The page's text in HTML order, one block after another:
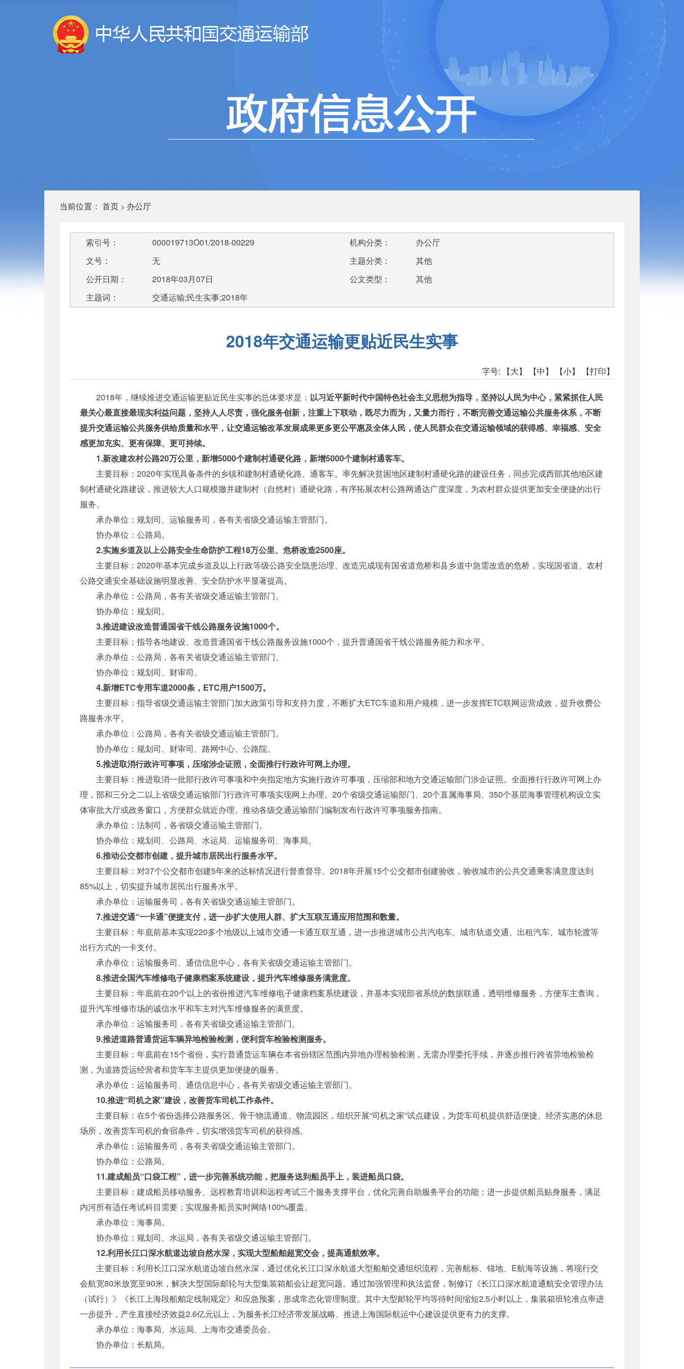
当前位置： 首页 > 办公厅
索引号：
000019713O01/2018-00229
文号：
无
公开日期：
2018年03月07日
主题词：
交通运输;民生实事;2018年
机构分类：
办公厅
主题分类：
其他
公文类型：
其他
2018年交通运输更贴近民生实事
字号: 【大】 【中】 【小】 【打印】
2018年，继续推进交通运输更贴近民生实事的总体要求是： 以习近平新时代中国特色社会主义思想为指导，坚持以人民为中心，紧紧抓住人民
最关心最直接最现实利益问题，坚持人人尽责，强化服务创新，注重上下联动，既尽力而为，又量力而行，不断完善交通运输公共服务体系，不断
提升交通运输公共服务供给质量和水平，让交通运输改革发展成果更多更公平惠及全体人民，使人民群众在交通运输领域的获得感、幸福感、安全
感更加充实、更有保障、更可持续。
1.新改建农村公路20万公里，新增5000个建制村通硬化路，新增5000个建制村通客车。
主要目标：2020年实现具备条件的乡镇和建制村通硬化路、通客车。率先解决贫困地区建制村通硬化路的建设任务，同步完成西部其他地区建
制村通硬化路建设，推进较大人口规模撤并建制村（自然村）通硬化路，有序拓展农村公路网通达广度深度，为农村群众提供更加安全便捷的出行
服务。
承办单位：规划司、运输服务司，各有关省级交通运输主管部门。
协办单位：公路局。
2.实施乡道及以上公路安全生命防护工程18万公里、危桥改造2500座。
主要目标：2020年基本完成乡道及以上行政等级公路安全隐患治理、改造完成现有国省道危桥和县乡道中急需改造的危桥，实现国省道、农村
公路交通安全基础设施明显改善、安全防护水平显著提高。
承办单位：公路局，各有关省级交通运输主管部门。
协办单位：规划司。
3.推进建设改造普通国省干线公路服务设施1000个。
主要目标：指导各地建设、改造普通国省干线公路服务设施1000个，提升普通国省干线公路服务能力和水平。
承办单位：公路局，各有关省级交通运输主管部门。
协办单位：规划司、财审司。
4.新增ETC专用车道2000条，ETC用户1500万。
主要目标：指导省级交通运输主管部门加大政策引导和支持力度，不断扩大ETC车道和用户规模，进一步发挥ETC联网运营成效，提升收费公
路服务水平。
承办单位：公路局，各有关省级交通运输主管部门。
协办单位：规划司、财审司、路网中心、公路院。
5.推进取消行政许可事项，压缩涉企证照，全面推行行政许可网上办理。
主要目标：推进取消一批部行政许可事项和中央指定地方实施行政许可事项，压缩部和地方交通运输部门涉企证照。全面推行行政许可网上办
理，部和三分之二以上省级交通运输部门行政许可事项实现网上办理。20个省级交通运输部门、20个直属海事局、350个基层海事管理机构设立实
体审批大厅或政务窗口，方便群众就近办理。推动各级交通运输部门编制发布行政许可事项服务指南。
承办单位：法制司，各省级交通运输主管部门。
协办单位：规划司、公路局、水运局、运输服务司、海事局。
6.推动公交都市创建，提升城市居民出行服务水平。
主要目标：对37个公交都市创建5年来的达标情况进行督查督导。2018年开展15个公交都市创建验收，验收城市的公共交通乘客满意度达到
85%以上，切实提升城市居民出行服务水平。
承办单位：运输服务司，各有关省级交通运输主管部门。
7.推进交通“一卡通”便捷支付，进一步扩大使用人群、扩大互联互通应用范围和数量。
主要目标：年底前基本实现220多个地级以上城市交通一卡通互联互通，进一步推进城市公共汽电车、城市轨道交通、出租汽车、城市轮渡等
出行方式的一卡支付。
承办单位：运输服务司、通信信息中心，各有关省级交通运输主管部门。
8.推进全国汽车维修电子健康档案系统建设，提升汽车维修服务满意度。
主要目标：年底前在20个以上的省份推进汽车维修电子健康档案系统建设，并基本实现部省系统的数据联通，透明维修服务，方便车主查询，
提升汽车维修市场的诚信水平和车主对汽车维修服务的满意度。
承办单位：运输服务司，各有关省级交通运输主管部门。
9.推进道路普通货运车辆异地检验检测，便利货车检验检测服务。
主要目标：年底前在15个省份，实行普通货运车辆在本省份辖区范围内异地办理检验检测，无需办理委托手续，并逐步推行跨省异地检验检
测，为道路货运经营者和货车车主提供更加便捷的服务。
承办单位：运输服务司、通信信息中心，各有关省级交通运输主管部门。
10.推进“司机之家”建设，改善货车司机工作条件。
主要目标：在5个省份选择公路服务区、骨干物流通道、物流园区，组织开展“司机之家”试点建设，为货车司机提供舒适便捷、经济实惠的休息
场所，改善货车司机的食宿条件，切实增强货车司机的获得感。
承办单位：运输服务司，各有关省级交通运输主管部门。
协办单位：公路局。
11.建成船员“口袋工程”，进一步完善系统功能，把服务送到船员手上，装进船员口袋。
主要目标：建成船员移动服务、远程教育培训和远程考试三个服务支撑平台，优化完善自助服务平台的功能；进一步提供船员贴身服务，满足
内河所有适任考试科目需要；实现服务船员实时网络100%覆盖。
承办单位：海事局。
协办单位：规划司、水运局，各有关省级交通运输主管部门。
12.利用长江口深水航道边坡自然水深，实现大型船舶超宽交会，提高通航效率。
主要目标：利用长江口深水航道边坡自然水深，通过优化长江口深水航道大型船舶交通组织流程，完善航标、锚地、E航海等设施，将现行交
会航宽80米放宽至90米，解决大型国际邮轮与大型集装箱船会让超宽问题。通过加强管理和执法监督，制修订《长江口深水航道通航安全管理办法
（试行）》《长江上海段船舶定线制规定》和应急预案，形成常态化管理制度。其中大型邮轮平均等待时间缩短2.5小时以上，集装箱班轮准点率进
一步提升，产生直接经济效益2.6亿元以上，为服务长江经济带发展战略、推进上海国际航运中心建设提供更有力的支撑。
承办单位：海事局、水运局、上海市交通委员会。
协办单位：长航局。